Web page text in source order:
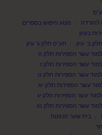
להורדה
מנוע חיפוש בספרים
בעיון
ב' עיון
תע"ס חלק ג' עיון
עשר הספירות חלק ה
עשר הספירות חלק ז
עשר הספירות חלק ט
עשר הספירות חלק יא
עשר הספירות חלק יג
עשר הספירות חלק טו
בית שער הכוונות